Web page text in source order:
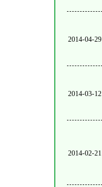
2014-04-29
2014-03-12
2014-02-21